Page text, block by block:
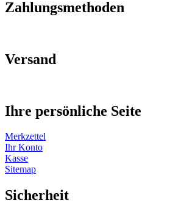
Zahlungsmethoden
Versand
Ihre persönliche Seite
Merkzettel
Ihr Konto
Kasse
Sitemap
Sicherheit